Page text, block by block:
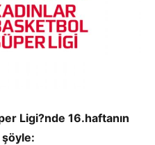
Ligi?nde 16.haftanın